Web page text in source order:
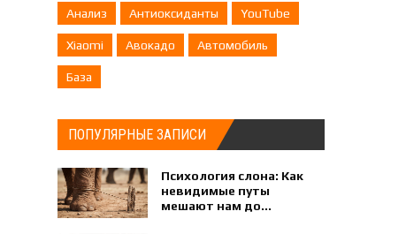
Анализ Антиоксиданты YouTube
Xiaomi Авокадо Автомобиль
База
ПОПУЛЯРНЫЕ ЗАПИСИ
Психология слона: Как
невидимые путы
мешают нам до...